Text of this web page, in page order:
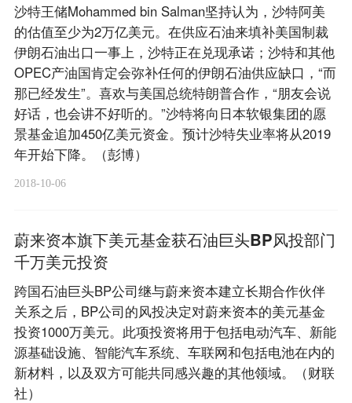
沙特王储Mohammed bin Salman坚持认为，沙特阿美
的估值至少为2万亿美元。在供应石油来填补美国制裁
伊朗石油出口一事上，沙特正在兑现承诺；沙特和其他
OPEC产油国肯定会弥补任何的伊朗石油供应缺口，“而
那已经发生”。喜欢与美国总统特朗普合作，“朋友会说
好话，也会讲不好听的。”沙特将向日本软银集团的愿
景基金追加450亿美元资金。预计沙特失业率将从2019
年开始下降。（彭博）
2018-10-06
蔚来资本旗下美元基金获石油巨头BP风投部门
千万美元投资
跨国石油巨头BP公司继与蔚来资本建立长期合作伙伴
关系之后，BP公司的风投决定对蔚来资本的美元基金
投资1000万美元。此项投资将用于包括电动汽车、新能
源基础设施、智能汽车系统、车联网和包括电池在内的
新材料，以及双方可能共同感兴趣的其他领域。（财联
社）